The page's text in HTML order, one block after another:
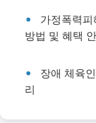
가정폭력
방법 및 혜택
장애 체육
리